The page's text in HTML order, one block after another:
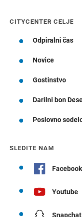
CITYCENTER CELJE
Odpiralni čas
Novice
Gostinstvo
Darilni bon
Poslovno
SLEDITE NAM
Facebook
Youtube
Snapchat